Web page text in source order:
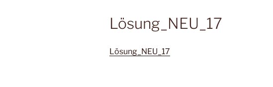
Lösung_NEU_17
Lösung_NEU_17